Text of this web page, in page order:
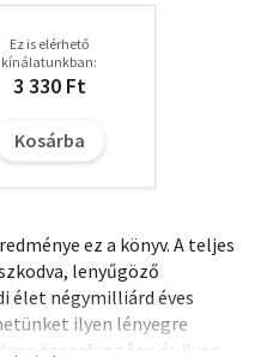
Ez is elérhető
kínálatunkban:
3 330 Ft
Kosárba
ez a könyv. A teljes
lenyűgöző
élet négymilliárd éves
ilyen lényegre
összefüggően és ilyen